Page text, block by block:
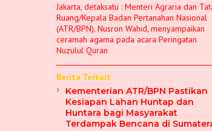
Jakarta, detaksatu : Menteri Agraria dan
Ruang/Kepala Badan Pertanahan Nasional
(ATR/BPN), Nusron Wahid, menyampaikan
ceramah agama pada acara Peringatan
Nuzulul Quran
Berita Terkait
Kementerian ATR/BPN Pastikan
Kesiapan Lahan Huntap dan
Huntara bagi Masyarakat
Terdampak Bencana di